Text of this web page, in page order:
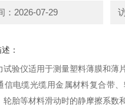
：2026-07-29
：
试验仪适用于测量塑料薄膜和薄
信电缆光缆用金属材料复合带
轮胎等材料滑动时的静摩擦系数